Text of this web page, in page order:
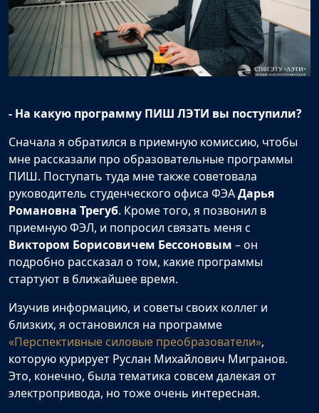
- На какую программу ПИШ ЛЭТИ вы поступили?
Сначала я обратился в приемную комиссию, чтобы
мне рассказали про образовательные программы
ПИШ. Поступать туда мне также советовала
руководитель студенческого офиса ФЭАДарья
Романовна Трегуб. Кроме того, я позвонил в
приемную ФЭЛ, и попросил связать меня с
Виктором Борисовичем Бессоновым – он
подробно рассказал о том, какие программы
стартуют в ближайшее время.
Изучив информацию, и советы своих коллег и
близких, я остановился на программе
«Перспективные силовые преобразователи»,
которую курирует Руслан Михайлович Мигранов.
Это, конечно, была тематика совсем далекая от
электропривода, но тоже очень интересная.